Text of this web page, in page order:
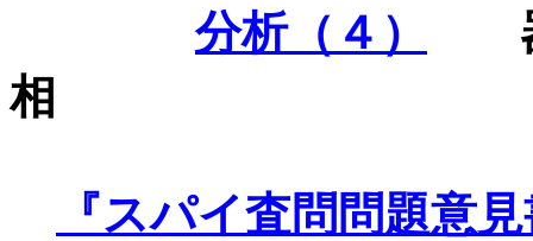
分析（４）
器
相
『スパイ査問問題意